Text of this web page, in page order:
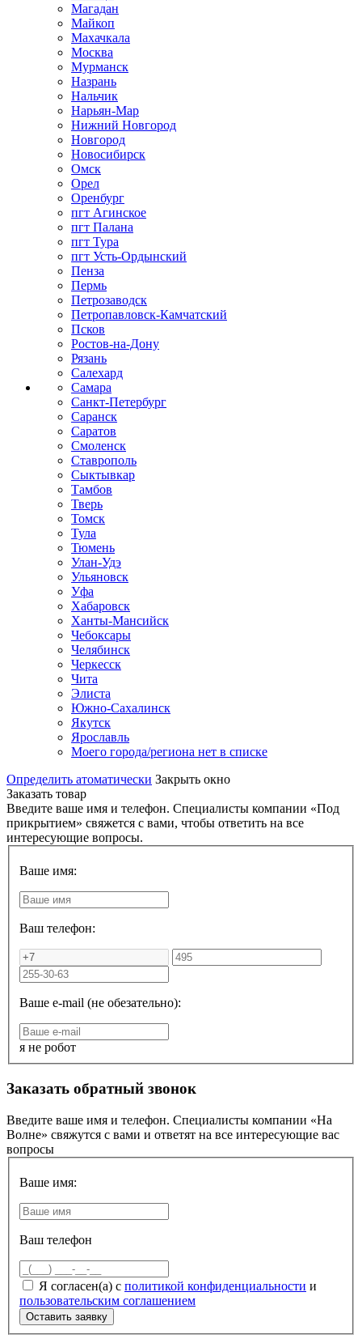
Магадан
Майкоп
Махачкала
Москва
Мурманск
Назрань
Нальчик
Нарьян-Мар
Нижний Новгород
Новгород
Новосибирск
Омск
Орел
Оренбург
пгт Агинское
пгт Палана
пгт Тура
пгт Усть-Ордынский
Пенза
Пермь
Петрозаводск
Петропавловск-Камчатский
Псков
Ростов-на-Дону
Рязань
Салехард
Самара
Санкт-Петербург
Саранск
Саратов
Смоленск
Ставрополь
Сыктывкар
Тамбов
Тверь
Томск
Тула
Тюмень
Улан-Удэ
Ульяновск
Уфа
Хабаровск
Ханты-Мансийск
Чебоксары
Челябинск
Черкесск
Чита
Элиста
Южно-Сахалинск
Якутск
Ярославль
Моего города/региона нет в списке
Определить атоматически Закрыть окно
Заказать товар
Введите ваше имя и телефон. Специалисты компании «Под
прикрытием» свяжется с вами, чтобы ответить на все
интересующие вопросы.
Ваше имя:
Ваш телефон:
Ваше e-mail (не обезательно):
я не робот
Заказать обратный звонок
Введите ваше имя и телефон. Специалисты компании «На
Волне» свяжутся с вами и ответят на все интересующие вас
вопросы
Ваше имя:
Ваш телефон
Я согласен(а) с политикой конфиденциальности и
пользовательским соглашением